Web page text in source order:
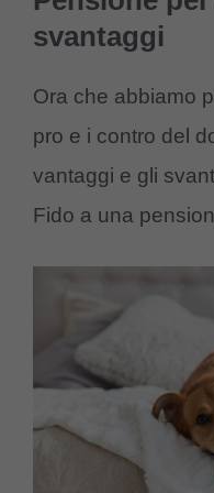
svantaggi
Ora che abbiamo
pro e i contro del
vantaggi e gli
Fido a una